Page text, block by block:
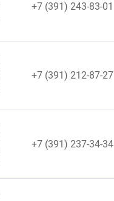
+7 (391) 243-83-01
+7 (391) 212-87-27
+7 (391) 237-34-34